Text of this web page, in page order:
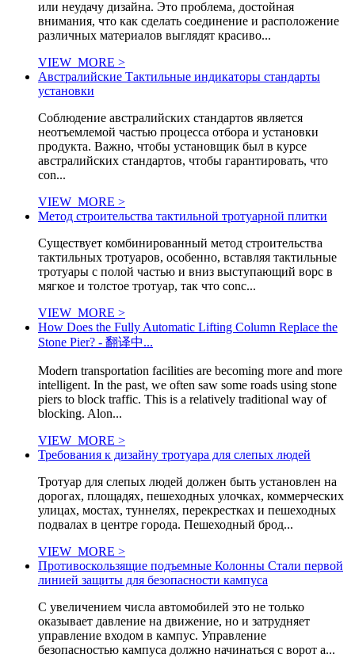
или неудачу дизайна. Это проблема, достойная
внимания, что как сделать соединение и расположение
различных материалов выглядят красиво...
VIEW_MORE >
Австралийские Тактильные индикаторы стандарты
установки
Соблюдение австралийских стандартов является
неотъемлемой частью процесса отбора и установки
продукта. Важно, чтобы установщик был в курсе
австралийских стандартов, чтобы гарантировать, что
con...
VIEW_MORE >
Метод строительства тактильной тротуарной плитки
Существует комбинированный метод строительства
тактильных тротуаров, особенно, вставляя тактильные
тротуары с полой частью и вниз выступающий ворс в
мягкое и толстое тротуар, так что conc...
VIEW_MORE >
How Does the Fully Automatic Lifting Column Replace the
Stone Pier? - 翻译中...
Modern transportation facilities are becoming more and more
intelligent. In the past, we often saw some roads using stone
piers to block traffic. This is a relatively traditional way of
blocking. Alon...
VIEW_MORE >
Требования к дизайну тротуара для слепых людей
Тротуар для слепых людей должен быть установлен на
дорогах, площадях, пешеходных улочках, коммерческих
улицах, мостах, туннелях, перекрестках и пешеходных
подвалах в центре города. Пешеходный брод...
VIEW_MORE >
Противоскользящие подъемные Колонны Стали первой
линией защиты для безопасности кампуса
С увеличением числа автомобилей это не только
оказывает давление на движение, но и затрудняет
управление входом в кампус. Управление
безопасностью кампуса должно начинаться с ворот а...